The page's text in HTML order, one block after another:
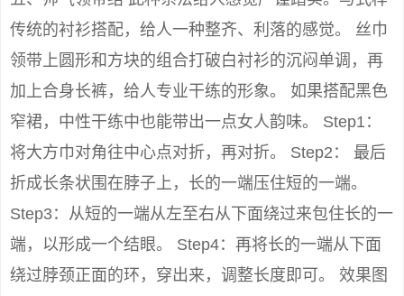
传统的衬衫搭配，给人一种整齐、利落的感觉。 丝巾
领带上圆形和方块的组合打破白衬衫的沉闷单调，再
加上合身长裤，给人专业干练的形象。 如果搭配黑色
窄裙，中性干练中也能带出一点女人韵味。 Step1：
将大方巾对角往中心点对折，再对折。 Step2： 最后
折成长条状围在脖子上，长的一端压住短的一端。
Step3：从短的一端从左至右从下面绕过来包住长的一
端，以形成一个结眼。 Step4：再将长的一端从下面
绕过脖颈正面的环，穿出来，调整长度即可。 效果图